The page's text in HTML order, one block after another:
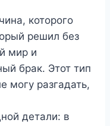
которого
решил без
мир и
брак. Этот тип
могу разгадать,
детали: в